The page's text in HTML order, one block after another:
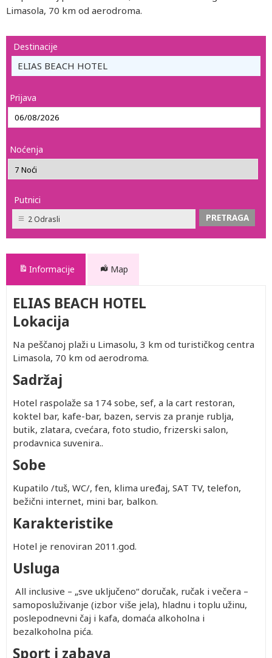
Limasola, 70 km od aerodroma.
Destinacije
ELIAS BEACH HOTEL
Prijava
Noćenja
Putnici
2 Odrasli
Informacije Map
ELIAS BEACH HOTEL
Lokacija
Na peščanoj plaži u Limasolu, 3 km od turističkog centra
Limasola, 70 km od aerodroma.
Sadržaj
Hotel raspolaže sa 174 sobe, sef, a la cart restoran,
koktel bar, kafe-bar, bazen, servis za pranje rublja,
butik, zlatara, cvećara, foto studio, frizerski salon,
prodavnica suvenira..
Sobe
Kupatilo /tuš, WC/, fen, klima uređaj, SAT TV, telefon,
bežični internet, mini bar, balkon.
Karakteristike
Hotel je renoviran 2011.god.
Usluga
All inclusive – „sve uključeno“ doručak, ručak i večera –
samoposluživanje (izbor više jela), hladnu i toplu užinu,
poslepodnevni čaj i kafa, domaća alkoholna i
bezalkoholna pića.
Sport i zabava